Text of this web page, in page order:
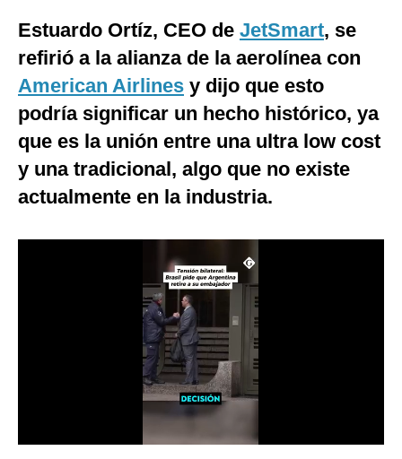
España
Internacional
Tecnología
Club del Suscriptor
Estuardo Ortíz, CEO de JetSmart, se
refirió a la alianza de la aerolínea con
American Airlines y dijo que esto
podría significar un hecho histórico, ya
que es la unión entre una ultra low cost
y una tradicional, algo que no existe
actualmente en la industria.